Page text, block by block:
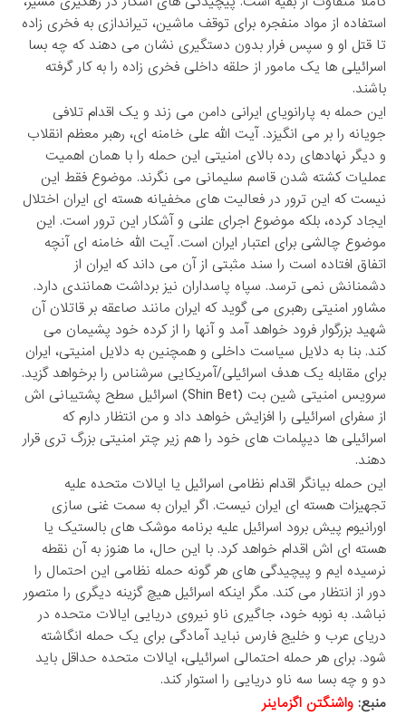
استفاده از مواد منفجره برای توقف ماشین، تیراندازی به فخری زاده
تا قتل او و سپس فرار بدون دستگیری نشان می دهند که چه بسا
اسرائیلی ها یک مامور از حلقه داخلی فخری زاده را به کار گرفته
باشند.
این حمله به پارانویای ایرانی دامن می زند و یک اقدام تلافی
جویانه را بر می انگیزد. آیت الله علی خامنه ای، رهبر معظم انقلاب
و دیگر نهادهای رده بالای امنیتی این حمله را با همان اهمیت
عملیات کشته شدن قاسم سلیمانی می نگرند. موضوع فقط این
نیست که این ترور در فعالیت های مخفیانه هسته ای ایران اختلال
ایجاد کرده، بلکه موضوع اجرای علنی و آشکار این ترور است. این
موضوع چالشی برای اعتبار ایران است. آیت الله خامنه ای آنچه
اتفاق افتاده است را سند مثبتی از آن می داند که ایران از
دشمنانش نمی ترسد. سپاه پاسداران نیز برداشت همانندی دارد.
مشاور امنیتی رهبری می گوید که ایران مانند صاعقه بر قاتلان آن
شهید بزرگوار فرود خواهد آمد و آنها را از کرده خود پشیمان می
کند. بنا به دلایل سیاست داخلی و همچنین به دلایل امنیتی، ایران
برای مقابله یک هدف اسرائیلی/آمریکایی سرشناس را برخواهد گزید.
سرویس امنیتی شین بت (Shin Bet) اسرائیل سطح پشتیبانی اش
از سفرای اسرائیلی را افزایش خواهد داد و من انتظار دارم که
اسرائیلی ها دیپلمات های خود را هم زیر چتر امنیتی بزرگ تری قرار
دهند.
این حمله بیانگر اقدام نظامی اسرائیل یا ایالات متحده علیه
تجهیزات هسته ای ایران نیست. اگر ایران به سمت غنی سازی
اورانیوم پیش برود اسرائیل علیه برنامه موشک های بالستیک یا
هسته ای اش اقدام خواهد کرد. با این حال، ما هنوز به آن نقطه
نرسیده ایم و پیچیدگی های هر گونه حمله نظامی این احتمال را
دور از انتظار می کند. مگر اینکه اسرائیل هیچ گزینه دیگری را متصور
نباشد. به نوبه خود، جاگیری ناو نیروی دریایی ایالات متحده در
دریای عرب و خلیج فارس نباید آمادگی برای یک حمله انگاشته
شود. برای هر حمله احتمالی اسرائیلی، ایالات متحده حداقل باید
دو و چه بسا سه ناو دریایی را استوار کند.
منبع: واشنگتن اگزماینر